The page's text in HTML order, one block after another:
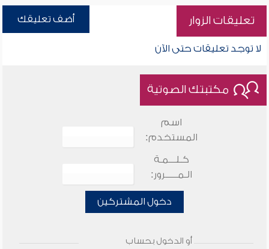
تعليقات الزوار أضف تعليقك
لا توجد تعليقات حتى الآن
مكتبتك الصوتية
اسم
المستخدم:
كـلـــمـة
الـمـــــرور:
دخول المشتركين
أو الدخول بحساب